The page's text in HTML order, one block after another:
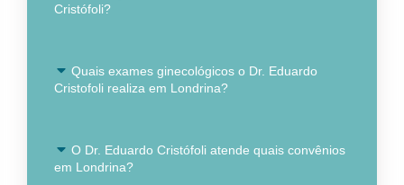
Cristófoli?
Quais exames ginecológicos o Dr. Eduardo
Cristofoli realiza em Londrina?
O Dr. Eduardo Cristófoli atende quais convênios
em Londrina?